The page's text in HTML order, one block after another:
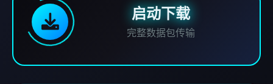
启动下载
完整数据包传输